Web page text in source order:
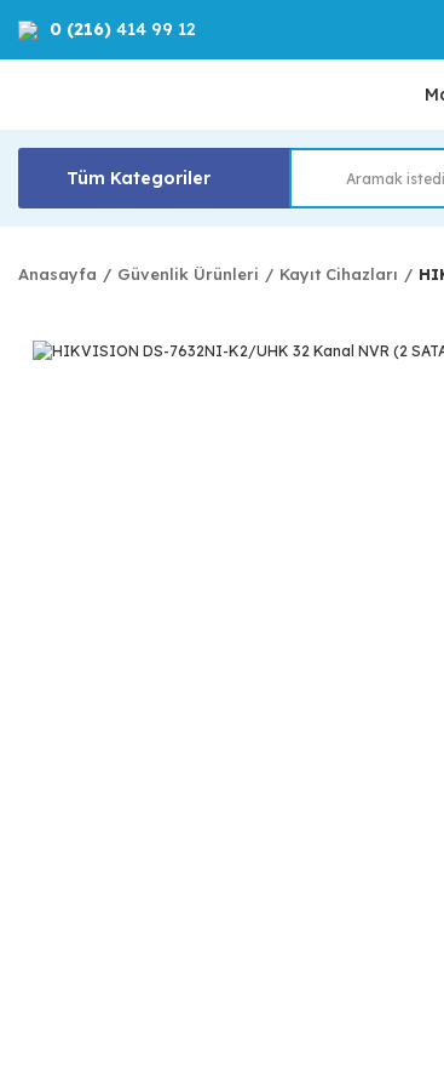
0 (216) 414 99 12
Tüm Kategoriler
Anasayfa Güvenlik Ürünleri Kayıt Cihazları